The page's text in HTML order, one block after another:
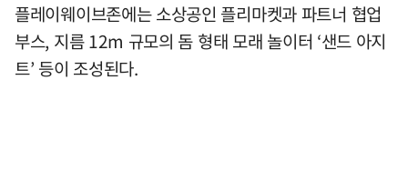
플레이웨이브존에는 소상공인 플리마켓과 파트너 협업
부스, 지름 12m 규모의 돔 형태 모래 놀이터 ‘샌드 아지
트’ 등이 조성된다.